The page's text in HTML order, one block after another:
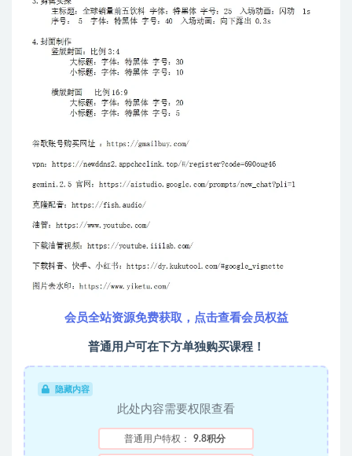
会员全站资源免费获取，点击查看会员权益
普通用户可在下方单独购买课程！
隐藏内容
此处内容需要权限查看
普通用户特权： 9.8积分